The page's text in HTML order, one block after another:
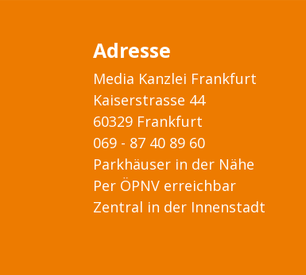
Adresse
Media Kanzlei Frankfurt
Kaiserstrasse 44
60329 Frankfurt
069 - 87 40 89 60
Parkhäuser in der Nähe
Per ÖPNV erreichbar
Zentral in der Innenstadt